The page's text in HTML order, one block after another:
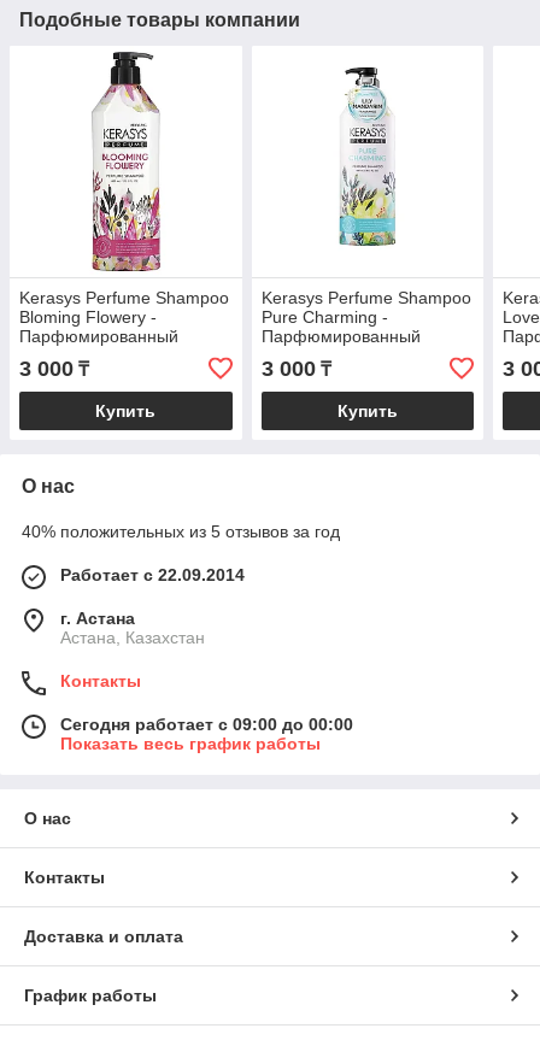
Подобные товары компании
Kerasys Perfume Shampoo
Bloming Flowery -
Парфюмированный
Шампунь Цветочный 600
ml
3 000 ₸
Купить
Kerasys Perfume Shampoo
Pure Charming -
Парфюмированный
Шампунь Чистое
очарование 600 ml
3 000₸
Купить
3
О нас
40% положительных из 5 отзывов за год
Работает с 22.09.2014
г. Астана
Астана, Казахстан
Контакты
Сегодня работает с 09:00 до 00:00
Показать весь график работы
О нас
Контакты
Доставка и оплата
График работы